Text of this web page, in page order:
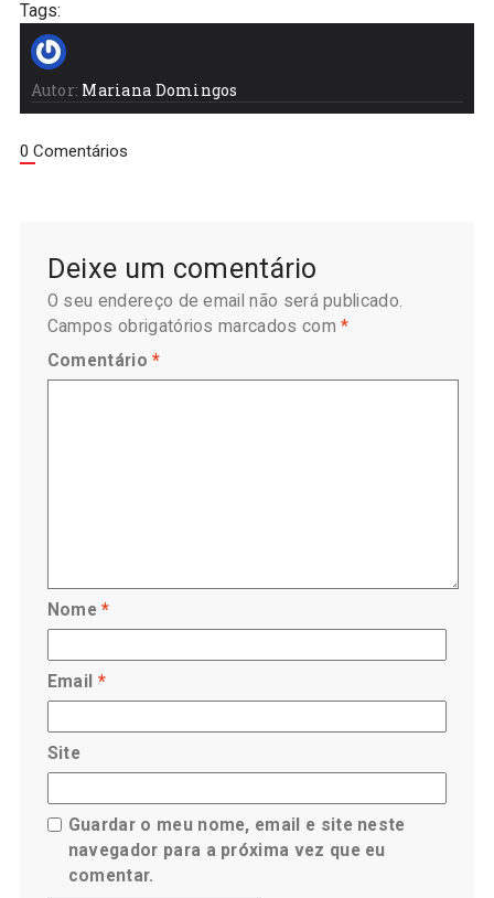
Tags:
Autor: Mariana Domingos
0 Comentários
Deixe um comentário
O seu endereço de email não será publicado.
Campos obrigatórios marcados com*
Comentário*
Nome*
Email *
Site
Guardar o meu nome, email e site neste
navegador para a próxima vez que eu
comentar.